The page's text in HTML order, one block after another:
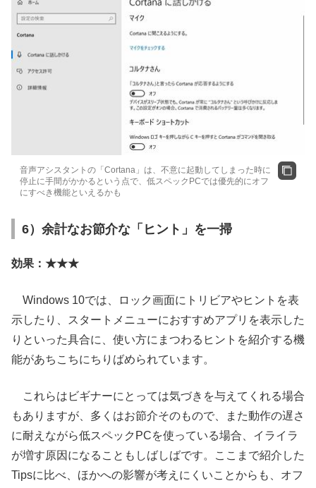
音声アシスタントの「Cortana」は、不意に起動してしまった時に
停止に手間がかかるという点で、低スペックPCでは優先的にオフ
にすべき機能といえるかも
6）余計なお節介な「ヒント」を一掃
効果：★★★
Windows 10では、ロック画面にトリビアやヒントを表
示したり、スタートメニューにおすすめアプリを表示した
りといった具合に、使い方にまつわるヒントを紹介する機
能があちこちにちりばめられています。
これらはビギナーにとっては気づきを与えてくれる場合
もありますが、多くはお節介そのもので、また動作の遅さ
に耐えながら低スペックPCを使っている場合、イライラ
が増す原因になることもしばしばです。ここまで紹介した
Tipsに比べ、ほかへの影響が考えにくいことからも、オフ